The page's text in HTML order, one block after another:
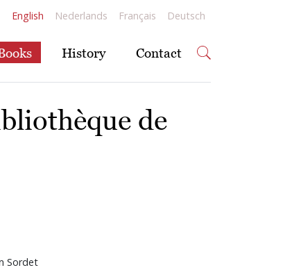
English Nederlands Français Deutsch
History Contact
de
Sordet